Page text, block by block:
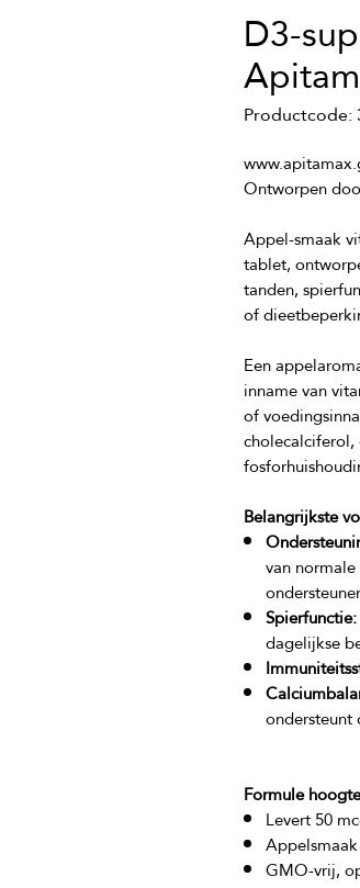
D3-
Productcode:
Appel-smaak
tablet,
tanden,
Een
inname van
of
Belangrijkste
van
Spierfunctie:
dagelijkse
ondersteunt
Formule
Levert 50
GMO-vrij,